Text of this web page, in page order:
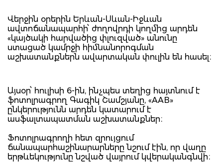
Վերջին օրերին Երևան-Սևան-Իջևան
ավտոճանապարհի՝ ժողովրդի կողմից արդեն
«կայծակի հարվածից փլուզված» անունը
ստացած կամրջի հիմնանորոգման
աշխատանքներն ավարտական փուլին են հասել։
Այսօր՝ հուլիսի 6-ին, ինչպես տեղից հայտնում է
ֆոտոլրագրող Գագիկ Շամշյանը, «AAB»
ընկերությունն արդեն կատարում է
ասֆալտապատման աշխատանքներ։
Ֆոտոլրագրողի հետ զրույցում
ճանապարհաշինարարները նշում էին, որ վաղը
երթևեկությունը նշված վայրում կվերականգնվի։